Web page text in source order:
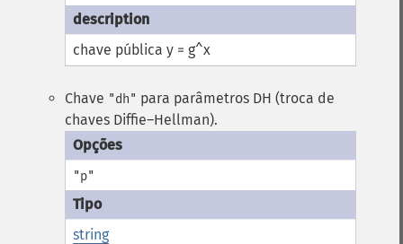
chave pública y = g^x
Chave "dh" para parâmetros DH (troca de
chaves Diffie–Hellman).
"p"
string